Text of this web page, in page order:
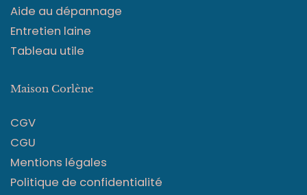
Aide au dépannage
Entretien laine
Tableau utile
Maison Corlène
CGV
CGU
Mentions légales
Politique de confidentialité